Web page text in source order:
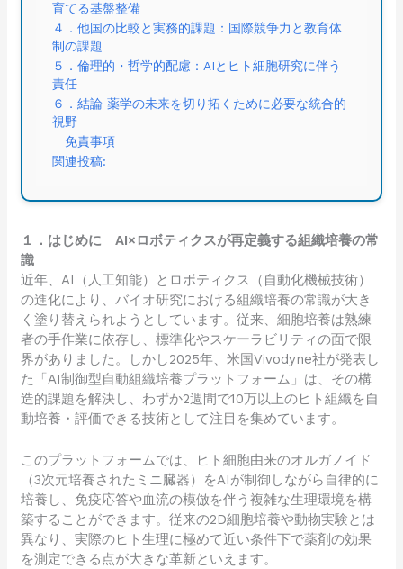
育てる基盤整備
４．他国の比較と実務的課題：国際競争力と教育体
制の課題
５．倫理的・哲学的配慮：AIとヒト細胞研究に伴う
責任
６．結論 薬学の未来を切り拓くために必要な統合的
視野
免責事項
関連投稿:
１．はじめに AI×ロボティクスが再定義する組織培養の常
識
近年、AI（人工知能）とロボティクス（自動化機械技術）
の進化により、バイオ研究における組織培養の常識が大き
く塗り替えられようとしています。従来、細胞培養は熟練
者の手作業に依存し、標準化やスケーラビリティの面で限
界がありました。しかし2025年、米国Vivodyne社が発表し
た「AI制御型自動組織培養プラットフォーム」は、その構
造的課題を解決し、わずか2週間で10万以上のヒト組織を自
動培養・評価できる技術として注目を集めています。
このプラットフォームでは、ヒト細胞由来のオルガノイド
（3次元培養されたミニ臓器）をAIが制御しながら自律的に
培養し、免疫応答や血流の模倣を伴う複雑な生理環境を構
築することができます。従来の2D細胞培養や動物実験とは
異なり、実際のヒト生理に極めて近い条件下で薬剤の効果
を測定できる点が大きな革新といえます。